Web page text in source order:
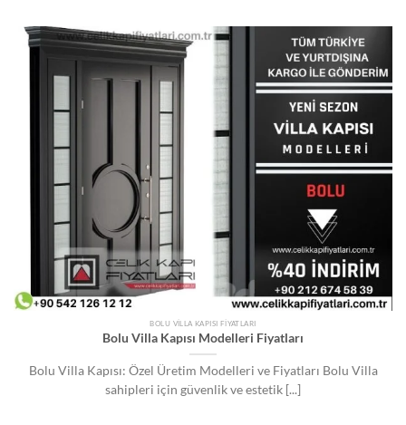
BOLU VILLA KAPISI FIYATLARI
Bolu Villa Kapısı Modelleri Fiyatları
Bolu Villa Kapısı: Özel Üretim Modelleri ve Fiyatları Bolu Villa
sahipleri için güvenlik ve estetik [...]